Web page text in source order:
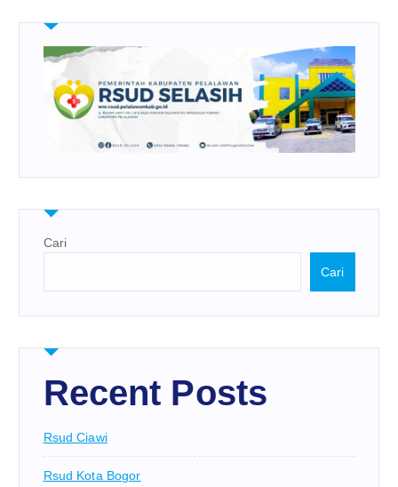
Cari
Cari
Recent Posts
Rsud Ciawi
Rsud Kota Bogor